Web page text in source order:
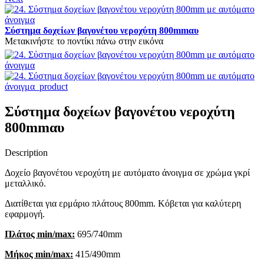
Σύστημα δοχείων βαγονέτου νεροχύτη 800mmαυ
Μετακινήστε το ποντίκι πάνω στην εικόνα
Σύστημα δοχείων βαγονέτου νεροχύτη
800mmαυ
Description
Δοχείο βαγονέτου νεροχύτη με αυτόματο άνοιγμα σε χρώμα γκρί
μεταλλικό.
Διατίθεται για ερμάριο πλάτους 800mm. Κόβεται για καλύτερη
εφαρμογή.
Πλάτος min/max: 695/740mm
Μήκος min/max: 415/490mm